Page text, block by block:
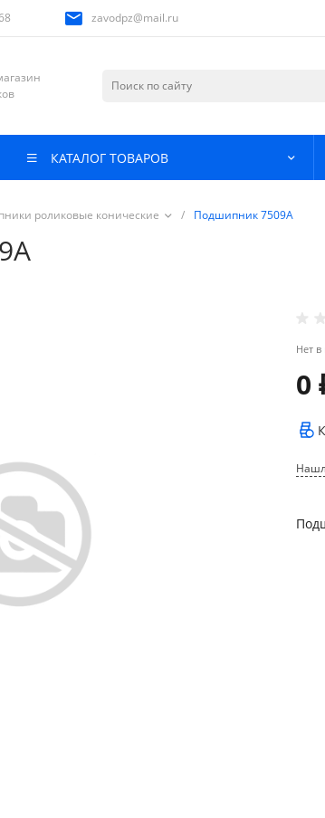
zavodpz@mail.ru
КАТАЛОГ ТОВАРОВ
роликовые конические / Подшипник 7509А
Нет
0